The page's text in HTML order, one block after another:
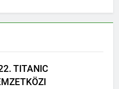
TITANIC